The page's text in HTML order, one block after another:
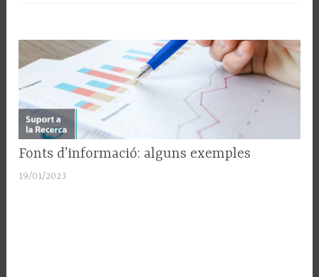
SUPORT
RECERCA
Fonts d’informació: alguns exemples
19/01/2023